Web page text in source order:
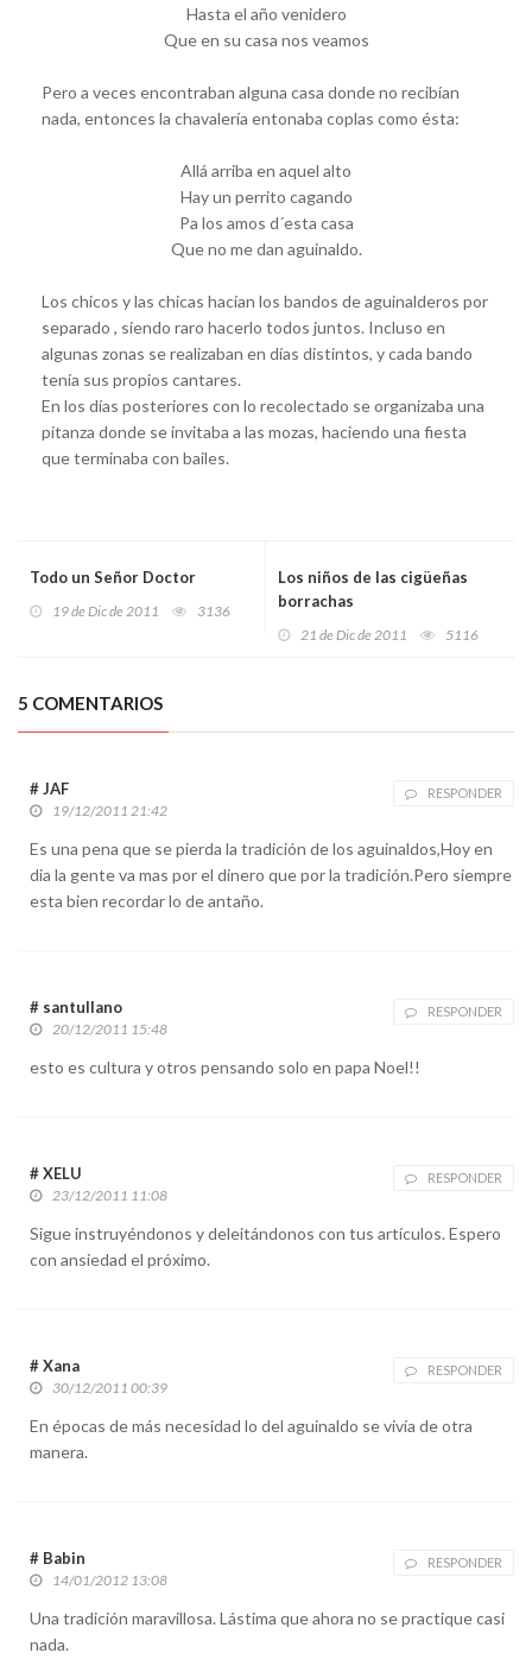
Hasta el año venidero
Que en su casa nos veamos
Pero a veces encontraban alguna casa donde no recibían
nada, entonces la chavalería entonaba coplas como ésta:
Allá arriba en aquel alto
Hay un perrito cagando
Pa los amos d´esta casa
Que no me dan aguinaldo.
Los chicos y las chicas hacían los bandos de aguinalderos por
separado , siendo raro hacerlo todos juntos. Incluso en
algunas zonas se realizaban en días distintos, y cada bando
tenía sus propios cantares.
En los días posteriores con lo recolectado se organizaba una
pitanza donde se invitaba a las mozas, haciendo una fiesta
que terminaba con bailes.
Todo un Señor Doctor
19 de Dic de 2011 3136
Los niños de las cigüeñas
borrachas
21 de Dic de 2011 5116
5 COMENTARIOS
# JAF RESPONDER
19/12/2011 21:42
Es una pena que se pierda la tradición de los aguinaldos,Hoy en
dia la gente va mas por el dinero que por la tradición.Pero siempre
esta bien recordar lo de antaño.
# santullano RESPONDER
20/12/2011 15:48
esto es cultura y otros pensando solo en papa Noel!!
# XELU RESPONDER
23/12/2011 11:08
Sigue instruyéndonos y deleitándonos con tus artículos. Espero
con ansiedad el próximo.
# Xana RESPONDER
30/12/2011 00:39
En épocas de más necesidad lo del aguinaldo se vivía de otra
manera.
# Babin RESPONDER
14/01/2012 13:08
Una tradición maravillosa. Lástima que ahora no se practique casi
nada.